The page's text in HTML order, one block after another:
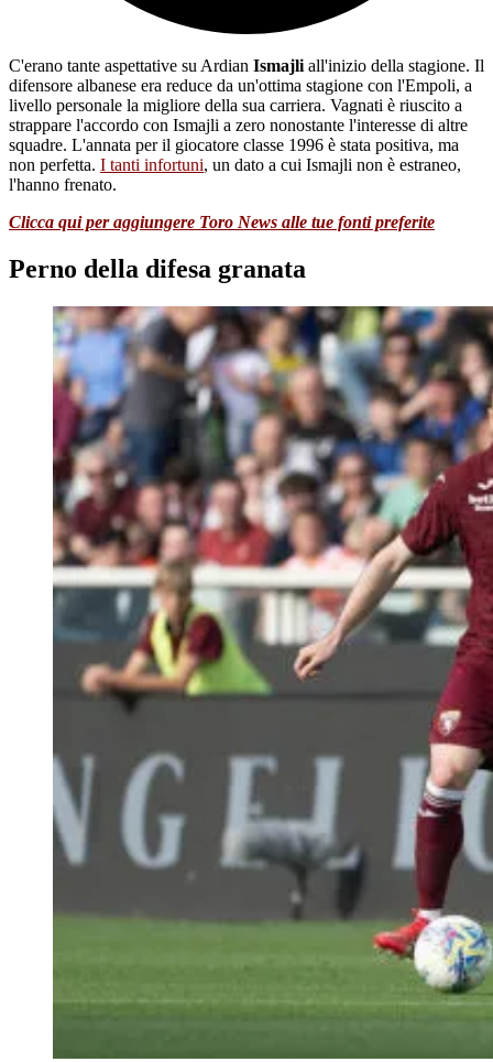
C'erano tante aspettative su Ardian Ismajli all'inizio della stagione. Il
difensore albanese era reduce da un'ottima stagione con l'Empoli, a
livello personale la migliore della sua carriera. Vagnati è riuscito a
strappare l'accordo con Ismajli a zero nonostante l'interesse di altre
squadre. L'annata per il giocatore classe 1996 è stata positiva, ma
non perfetta. I tanti infortuni, un dato a cui Ismajli non è estraneo,
l'hanno frenato.
Clicca qui per aggiungere Toro News alle tue fonti preferite
Perno della difesa granata